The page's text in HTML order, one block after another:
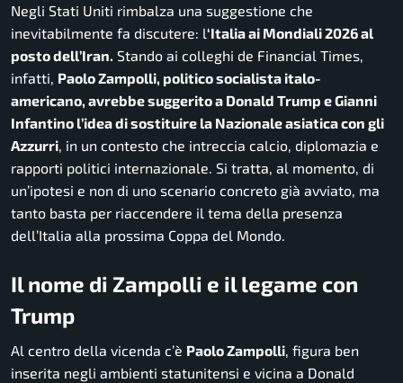
Negli Stati Uniti rimbalza una suggestione che
inevitabilmente fa discutere: l‘Italia ai Mondiali 2026 al
posto dell’Iran. Stando ai colleghi de Financial Times,
infatti, Paolo Zampolli, politico socialista italo-
americano, avrebbe suggerito a Donald Trump e Gianni
Infantino l’idea di sostituire la Nazionale asiatica con gli
Azzurri, in un contesto che intreccia calcio, diplomazia e
rapporti politici internazionale. Si tratta, al momento, di
un’ipotesi e non di uno scenario concreto già avviato, ma
tanto basta per riaccendere il tema della presenza
dell’Italia alla prossima Coppa del Mondo.
Il nome di Zampolli e il legame con
Trump
Al centro della vicenda c’è Paolo Zampolli, figura ben
inserita negli ambienti statunitensi e vicina a Donald